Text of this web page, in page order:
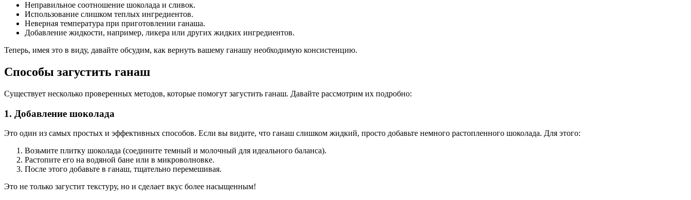
Неправильное соотношение шоколада и сливок.
Использование слишком теплых ингредиентов.
Неверная температура при приготовлении ганаша.
Добавление жидкости, например, ликера или других жидких ингредиентов.
Теперь, имея это в виду, давайте обсудим, как вернуть вашему ганашу необходимую консистенцию.
Способы загустить ганаш
Существует несколько проверенных методов, которые помогут загустить ганаш. Давайте рассмотрим их подробно:
1. Добавление шоколада
Это один из самых простых и эффективных способов. Если вы видите, что ганаш слишком жидкий, просто добавьте немного растопленного шоколада. Для этого:
Возьмите плитку шоколада (соедините темный и молочный для идеального баланса).
Растопите его на водяной бане или в микроволновке.
После этого добавьте в ганаш, тщательно перемешивая.
Это не только загустит текстуру, но и сделает вкус более насыщенным!